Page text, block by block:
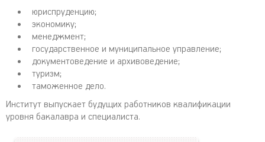
юриспруденцию;
экономику;
менеджмент;
государственное и муниципальное управление;
документоведение и архивоведение;
туризм;
таможенное дело.
Институт выпускает будущих работников квалификации
уровня бакалавра и специалиста.